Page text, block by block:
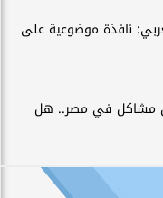
نافذة موضوعية على
مشاكل في مصر.. هل